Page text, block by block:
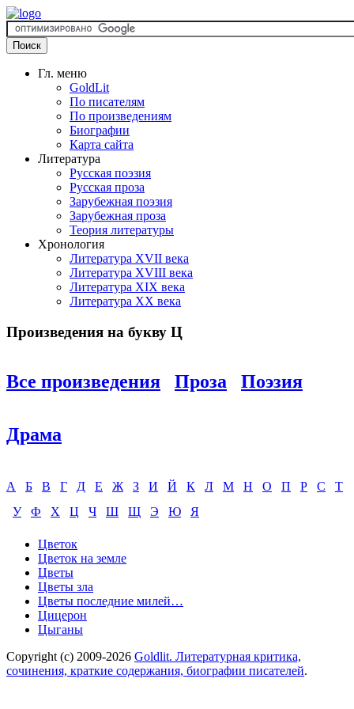
Гл. меню
GoldLit
По писателям
По произведениям
Биографии
Карта сайта
Литература
Русская поэзия
Русская проза
Зарубежная поэзия
Зарубежная проза
Теория литературы
Хронология
Литература XVII века
Литература XVIII века
Литература XIX века
Литература XX века
Произведения на букву Ц
Все произведения Проза Поэзия
Драма
А Б В Г Д Е Ж З И Й К Л М Н О П Р С
Т
У
Ф Х Ц Ч Ш Щ Э Ю Я
Цветок
Цветок на земле
Цветы
Цветы зла
Цветы последние милей…
Цицерон
Цыганы
Copyright (c) 2009-2026 Goldlit. Литературная критика,
сочинения, краткие содержания, биографии писателей.